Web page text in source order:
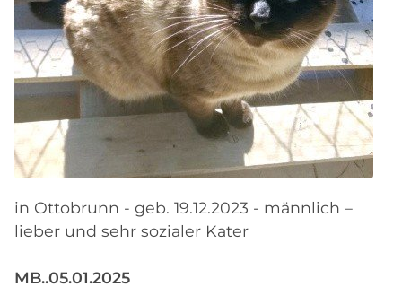
in Ottobrunn - geb. 19.12.2023 - männlich –
lieber und sehr sozialer Kater
MB..05.01.2025